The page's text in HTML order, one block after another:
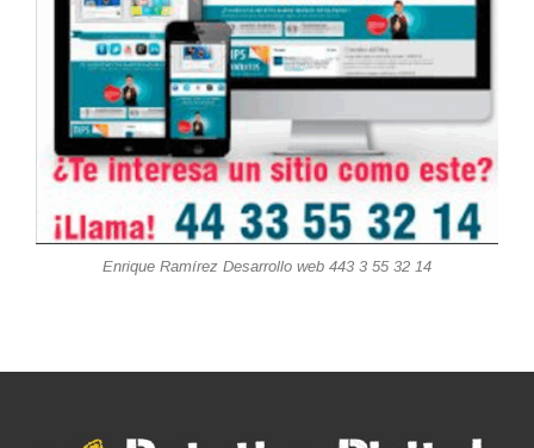
Enrique Ramírez Desarrollo web 443 3 55 32 14